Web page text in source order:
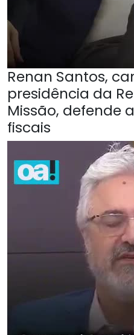
Renan Santos,
presidência da
Missão, defende
fiscais